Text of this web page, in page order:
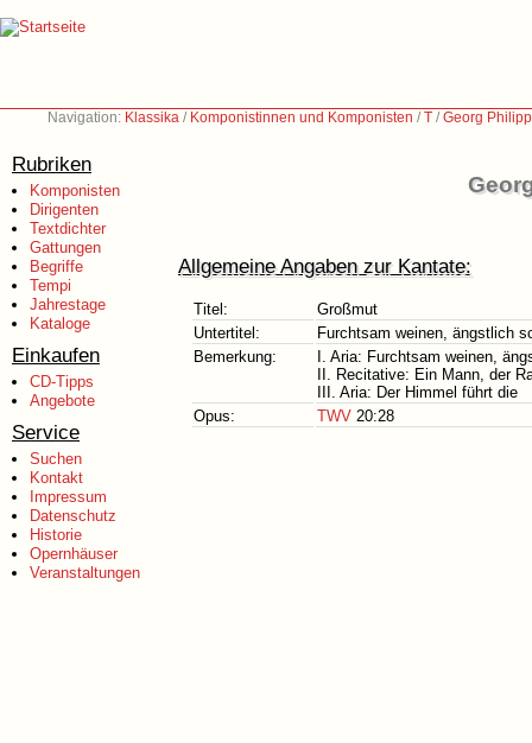
Navigation: Klassika / Komponistinnen und Komponisten /T /Georg
Rubriken
Komponisten
Dirigenten
Textdichter
Gattungen
Begriffe
Tempi
Jahrestage
Kataloge
Einkaufen
CD-Tipps
Angebote
Service
Suchen
Kontakt
Impressum
Datenschutz
Historie
Opernhäuser
Veranstaltungen
Allgemeine Angaben zur Kantate:
Titel:
Großmut
Untertitel:
Furchtsam weinen, ängstlich
Bemerkung:
I. Aria: Furchtsam weinen,
II. Recitative: Ein Mann, der
III. Aria: Der Himmel führt die
Opus:
TWV 20:28